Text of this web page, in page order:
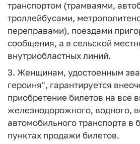
транспортом (трамваями,
троллейбусами,
переправами), поездами
сообщения, а в сельской
внутриобластных линий.
3. Женщинам, удостоенным
героиня", гарантируется
приобретение билетов на все
железнодорожного, водного,
автомобильного транспорта в
пунктах продажи билетов.